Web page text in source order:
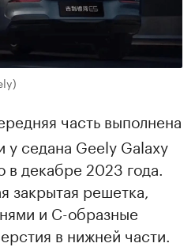
часть выполнена
у седана Geely Galaxy
в декабре 2023 года.
закрытая решетка,
и С-образные
в нижней части.